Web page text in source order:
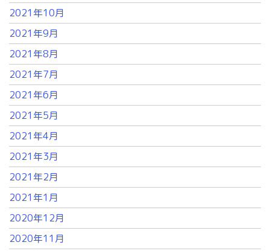
2021年10月
2021年9月
2021年8月
2021年7月
2021年6月
2021年5月
2021年4月
2021年3月
2021年2月
2021年1月
2020年12月
2020年11月